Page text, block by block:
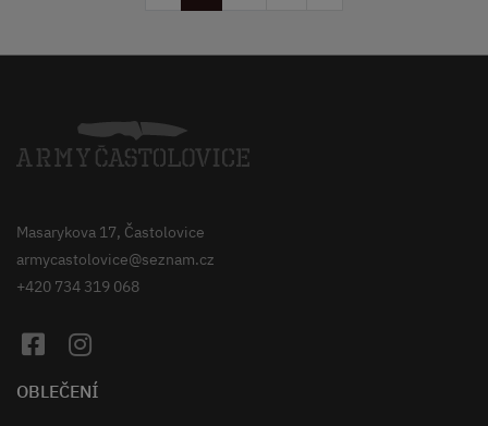
Masarykova 17, Častolovice
armycastolovice@seznam.cz
+420 734 319 068
OBLEČENÍ